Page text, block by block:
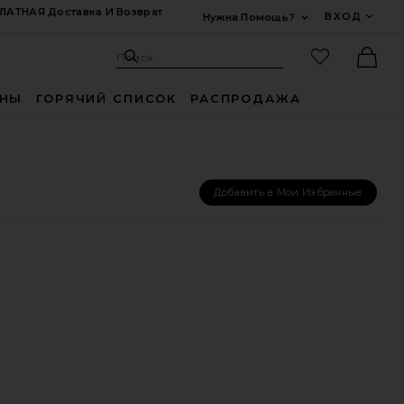
Доставка И Возврат
Нужна Помощь?
ВХОД
Поиск: Site
Поиск
ГОРЯЧИЙ СПИСОК РАСПРОДАЖА
Добавить в Мои Избранные